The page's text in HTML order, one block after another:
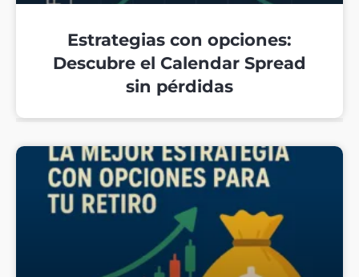
Estrategias con opciones:
Descubre el Calendar Spread
sin pérdidas